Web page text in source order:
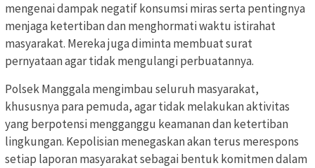
mengenai dampak negatif konsumsi miras serta pentingnya
menjaga ketertiban dan menghormati waktu istirahat
masyarakat. Mereka juga diminta membuat surat
pernyataan agar tidak mengulangi perbuatannya.
Polsek Manggala mengimbau seluruh masyarakat,
khususnya para pemuda, agar tidak melakukan aktivitas
yang berpotensi mengganggu keamanan dan ketertiban
lingkungan. Kepolisian menegaskan akan terus merespons
setiap laporan masyarakat sebagai bentuk komitmen dalam